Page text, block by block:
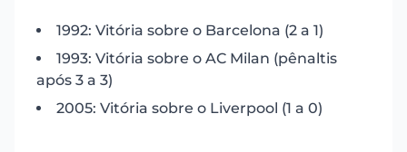
1992: Vitória sobre o Barcelona (2 a 1)
1993: Vitória sobre o AC Milan (pênaltis
após 3 a 3)
2005: Vitória sobre o Liverpool (1 a 0)